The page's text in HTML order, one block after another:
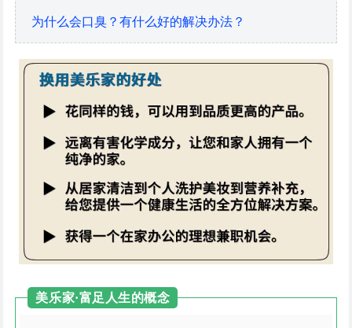
为什么会口臭？有什么好的解决办法？
美乐家·富足人生的概念